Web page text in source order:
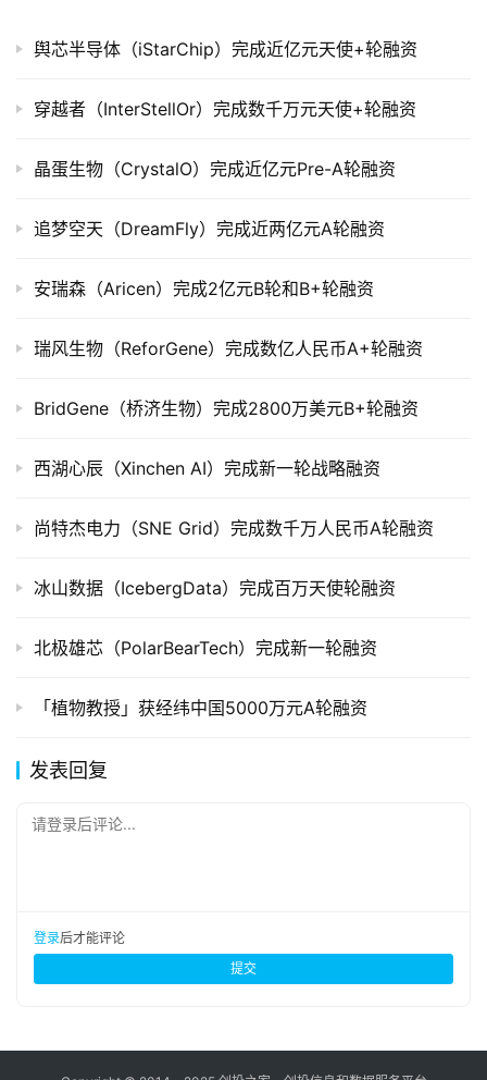
组
公
司
市
创
数
业
舆芯半导体（iStarChip）完成近亿元天使+轮融资
穿越者（InterStellOr）完成数千万元天使+轮融资
晶蛋生物（CrystalO）完成近亿元Pre-A轮融资
追梦空天（DreamFly）完成近两亿元A轮融资
安瑞森（Aricen）完成2亿元B轮和B+轮融资
瑞风生物（ReforGene）完成数亿人民币A+轮融资
BridGene（桥济生物）完成2800万美元B+轮融资
西湖心辰（Xinchen AI）完成新一轮战略融资
尚特杰电力（SNE Grid）完成数千万人民币A轮融资
冰山数据（IcebergData）完成百万天使轮融资
北极雄芯（PolarBearTech）完成新一轮融资
「植物教授」获经纬中国5000万元A轮融资
发表回复
请登录后评论...
登录后才能评论
提交